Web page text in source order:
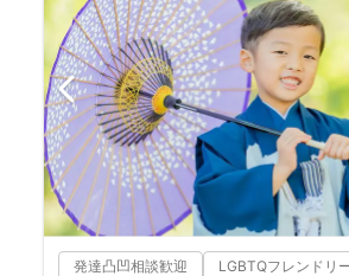
発達凸凹相談歓迎 LGBTQフレンドリ